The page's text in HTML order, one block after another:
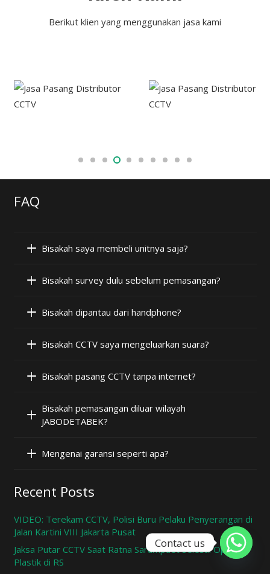
Berikut klien yang menggunakan jasa kami
FAQ
Bisakah saya membeli unitnya saja?
Bisakah survey dulu sebelum pemasangan?
Bisakah dipantau dari handphone?
Bisakah CCTV saya mengeluarkan suara?
Bisakah pasang CCTV tanpa internet?
Bisakah pemasangan diluar wilayah
JABODETABEK?
Mengenai garansi seperti apa?
Recent Posts
VIDEO: Terekam CCTV, Polisi Buru Pelaku Penyerangan di
Jalan Kartini VIII Jakarta Pusat
Jaksa Putar CCTV Saat Ratna Sarumpaet Selesai Operasi
Plastik di RS
Contact us